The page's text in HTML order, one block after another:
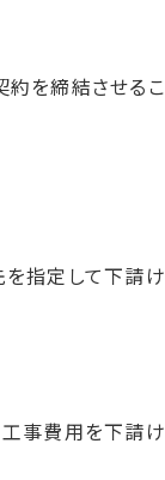
を締結させるこ
指定して下請け
事費用を下請け